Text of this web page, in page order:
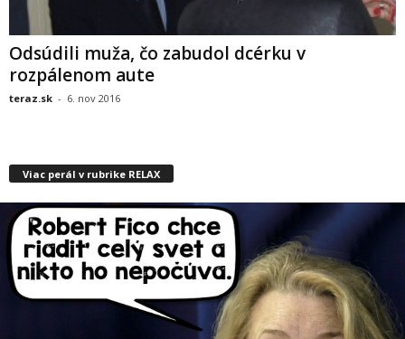
Odsúdili muža, čo zabudol dcérku v
rozpálenom aute
teraz.sk - 6. nov 2016
Viac perál v rubrike RELAX